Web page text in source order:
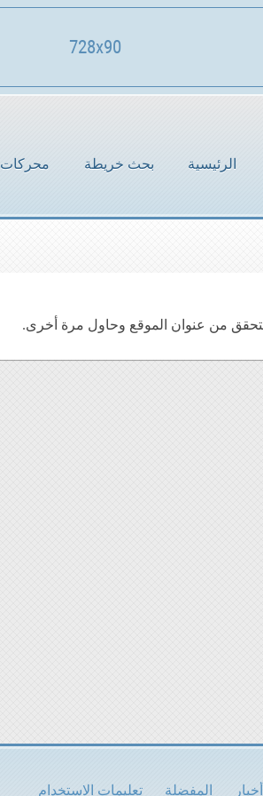
الرئيسية بحث خريطة محركات
من عنوان الموقع وحاول مرة أخرى.
728x90
أخبار المفضلة تعليمات الاستخدام